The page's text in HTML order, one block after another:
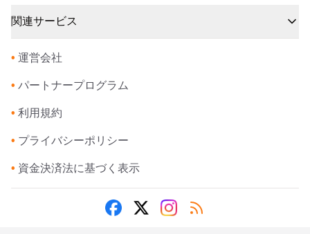
関連サービス
• 運営会社
• パートナープログラム
• 利用規約
• プライバシーポリシー
• 資金決済法に基づく表示